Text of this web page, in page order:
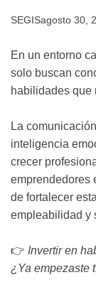
SEGISagosto 30,
En un entorno
solo buscan
habilidades que
La
inteligencia
crecer
emprendedores
de fortalecer
empleabilidad y
👉 Invertir en
¿Ya empezaste